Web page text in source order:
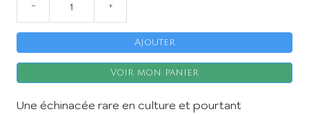
− +
Ajouter
Voir mon panier
Une échinacée rare en culture et pourtant